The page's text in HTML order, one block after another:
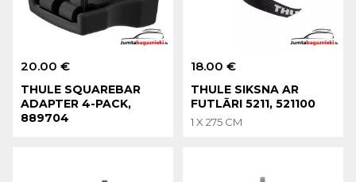
20.00 €
THULE SQUAREBAR
ADAPTER 4-PACK,
889704
18.00 €
THULE SIKSNA AR
FUTLĀRI 5211, 521100
1 X 275 CM